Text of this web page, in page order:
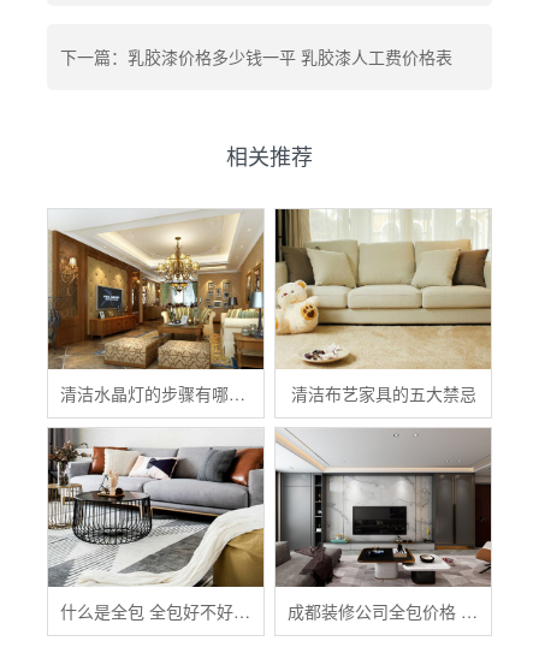
下一篇：乳胶漆价格多少钱一平 乳胶漆人工费价格表
相关推荐
清洁水晶灯的步骤有哪些？ 清洁布艺家具的五大禁忌
什么是全包 全包好不好 全包装修注意事项有哪些 成都装修公司全包价格 成都全包装修多少钱一平